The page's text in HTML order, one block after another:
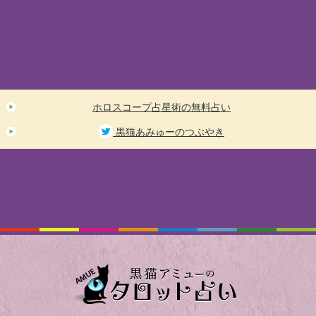
ホロスコープ占星術の無料占い
黒猫あみゅーのつぶやき